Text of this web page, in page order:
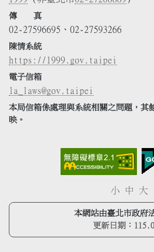
傳 真
02-27596695、02-27593266
陳情系統
https://1999.gov.taipei
電子信箱
la_laws@gov.taipei
本局信箱係處理與系統相關之問題，其
映。
小 中 大
本網站由臺北市政府
更新日期：